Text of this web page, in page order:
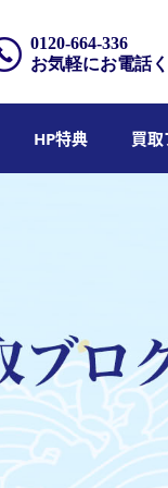
0120-664-336
お気軽にお電話
HP特典 買